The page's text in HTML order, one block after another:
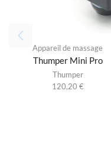
Appareil de massage
Thumper Mini Pro
Thumper
120,20 €